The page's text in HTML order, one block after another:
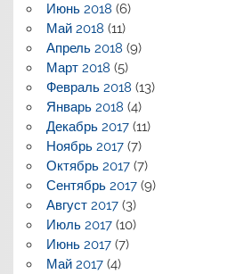
Июнь 2018 (6)
Май 2018 (11)
Апрель 2018 (9)
Март 2018 (5)
Февраль 2018 (13)
Январь 2018 (4)
Декабрь 2017(11)
Ноябрь 2017(7)
Октябрь 2017(7)
Сентябрь 2017(9)
Август 2017(3)
Июль 2017(10)
Июнь 2017(7)
Май 2017(4)